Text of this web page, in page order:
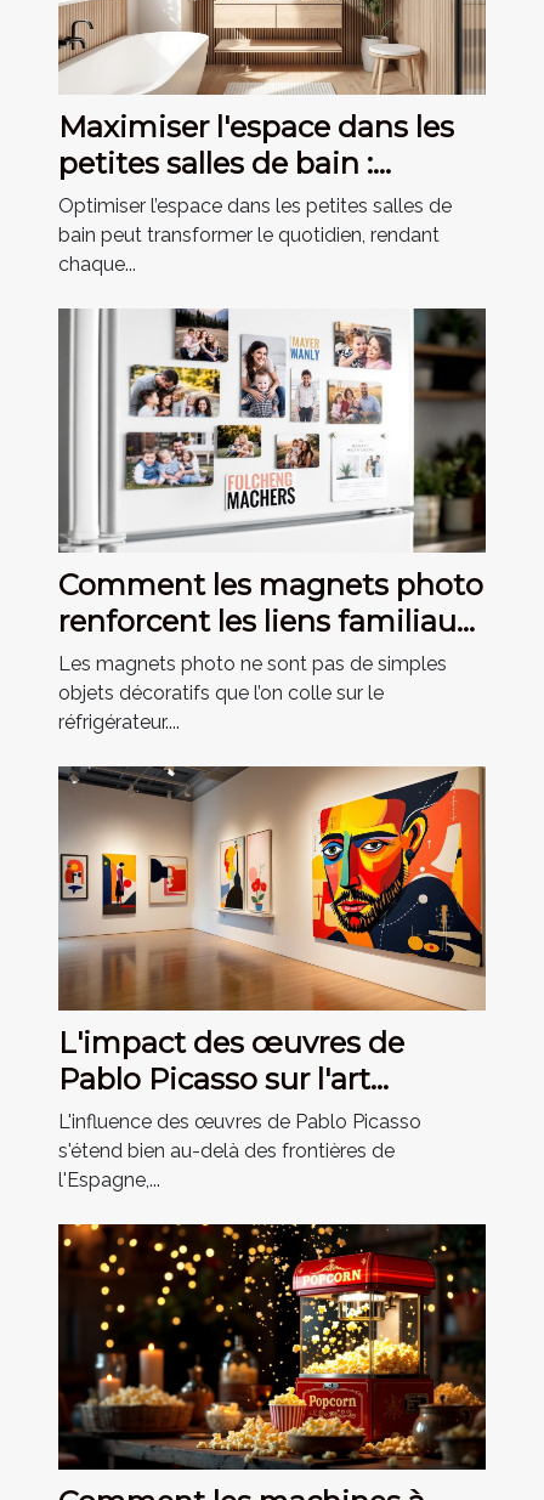
Maximiser l'espace dans les
petites salles de bain :
astuces et conseils
Optimiser l’espace dans les petites salles de
bain peut transformer le quotidien, rendant
chaque...
Comment les magnets photo
renforcent les liens familiaux
?
Les magnets photo ne sont pas de simples
objets décoratifs que l’on colle sur le
réfrigérateur....
L'impact des œuvres de
Pablo Picasso sur l'art
moderne
L'influence des œuvres de Pablo Picasso
s'étend bien au-delà des frontières de
l'Espagne,...